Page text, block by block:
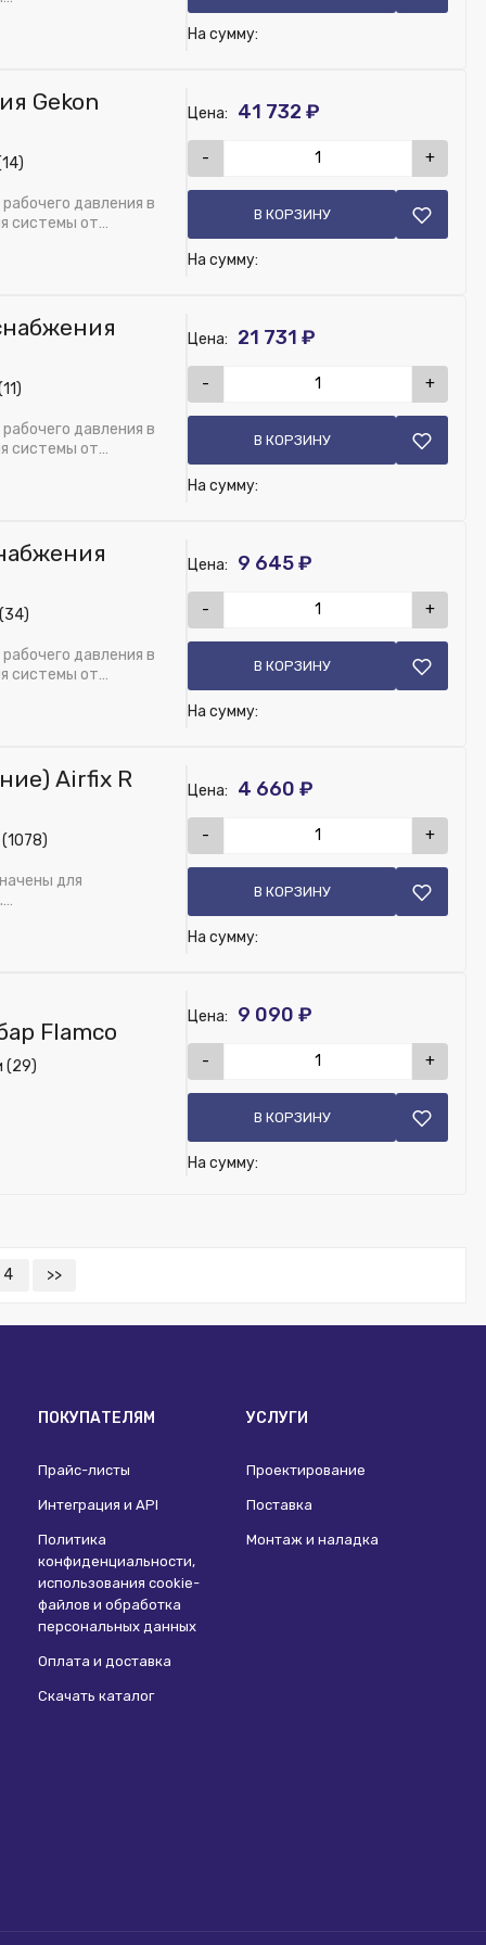
На сумму:
Gekon
давления в
системы от
Цена: 41 732 ₽
- +
В КОРЗИНУ
На сумму:
давления в
системы от
Цена: 21 731 ₽
- +
В КОРЗИНУ
На сумму:
давления в
системы от
Цена: 9 645 ₽
- +
В КОРЗИНУ
На сумму:
Airfix R
для
Цена: 4 660 ₽
- +
В КОРЗИНУ
На сумму:
Flamco
(29)
Цена: 9 090 ₽
- +
В КОРЗИНУ
На сумму:
4 >>
ПОКУПАТЕЛЯМ
Прайс-листы
Интеграция и API
Политика
конфиденциальности,
использования сookie-
файлов и обработка
персональных данных
Оплата и доставка
Скачать каталог
УСЛУГИ
Проектирование
Поставка
Монтаж и наладка